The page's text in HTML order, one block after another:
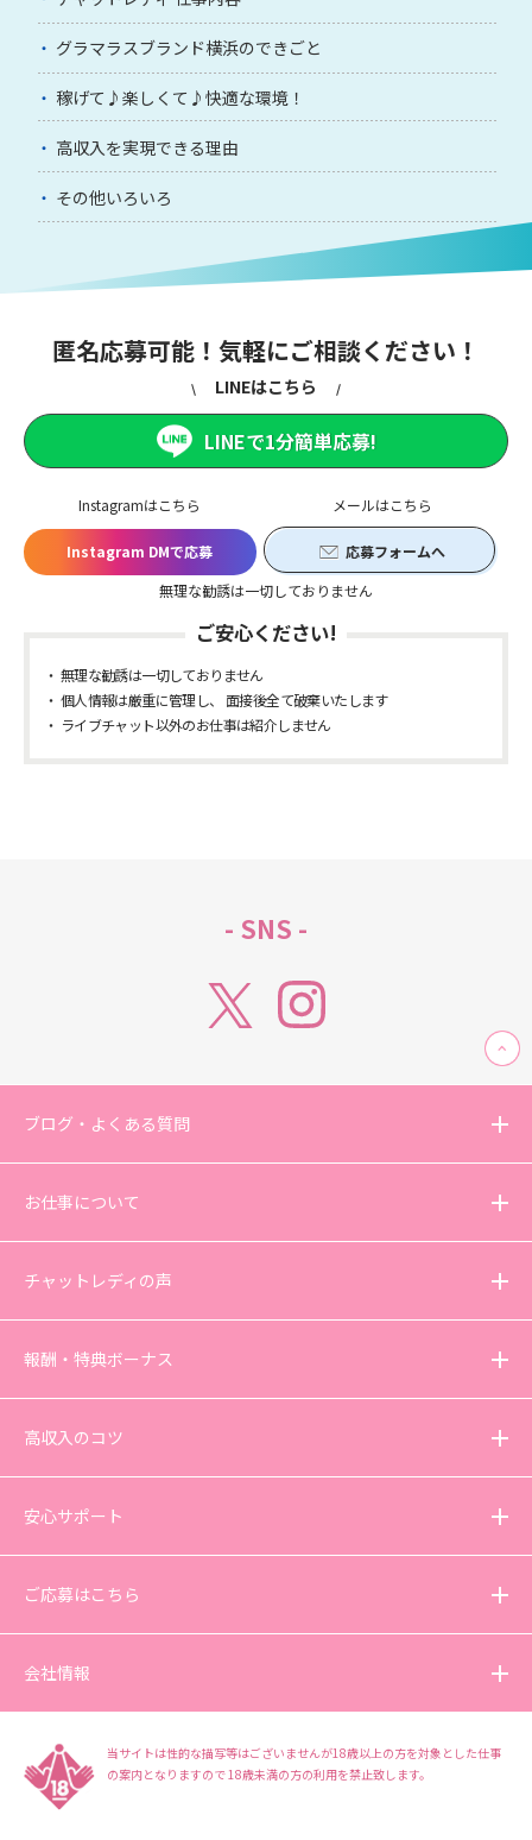
グラマラスブランド横浜のできごと
稼げて♪楽しくて♪快適な環境！
高収入を実現できる理由
その他いろいろ
匿名応募可能！気軽にご相談ください！
Instagramはこちら
Instagram DMで応募
メールはこちら
応募フォームへ
無理な勧誘は一切しておりません
LINEはこちら
LINEで1分簡単応募!
ご安心ください!
無理な勧誘は一切しておりません
個人情報は厳重に管理し、 面接後全て破棄いたします
ライブチャット以外のお仕事は紹介しません
- SNS -
ブログ・よくある質問
お仕事について
チャットレディの声
報酬・特典ボーナス
高収入のコツ
安心サポート
ご応募はこちら
会社情報
当サイトは性的な描写等はございませんが18歳以上の方を対象とした仕事
の案内となりますので18歳未満の方の利用を禁止致します。